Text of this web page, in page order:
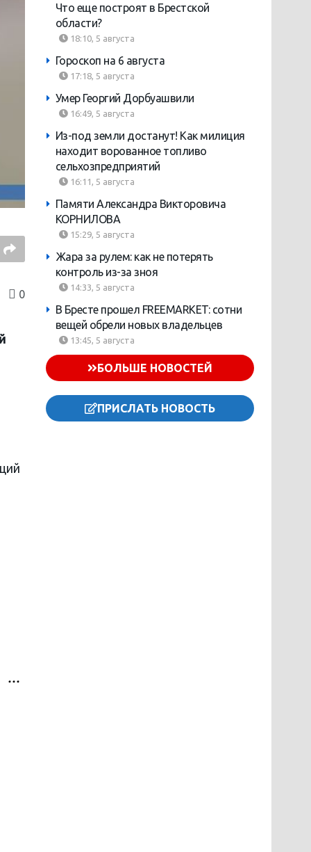
0
Что еще построят в Брестской
области?
18:10, 5 августа
Гороскоп на 6 августа
17:18, 5 августа
Умер Георгий Дорбуашвили
16:49, 5 августа
Из-под земли достанут! Как милиция
находит ворованное топливо
сельхозпредприятий
16:11, 5 августа
Памяти Александра Викторовича
КОРНИЛОВА
15:29, 5 августа
Жара за рулем: как не потерять
контроль из-за зноя
14:33, 5 августа
В Бресте прошел FREEMARKET: сотни
вещей обрели новых владельцев
13:45, 5 августа
БОЛЬШЕ НОВОСТЕЙ
ПРИСЛАТЬ НОВОСТЬ